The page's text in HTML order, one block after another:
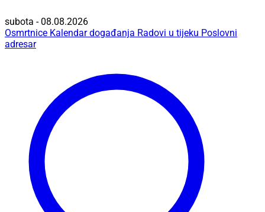
subota - 08.08.2026
Osmrtnice Kalendar događanja Radovi u tijeku Poslovni
adresar